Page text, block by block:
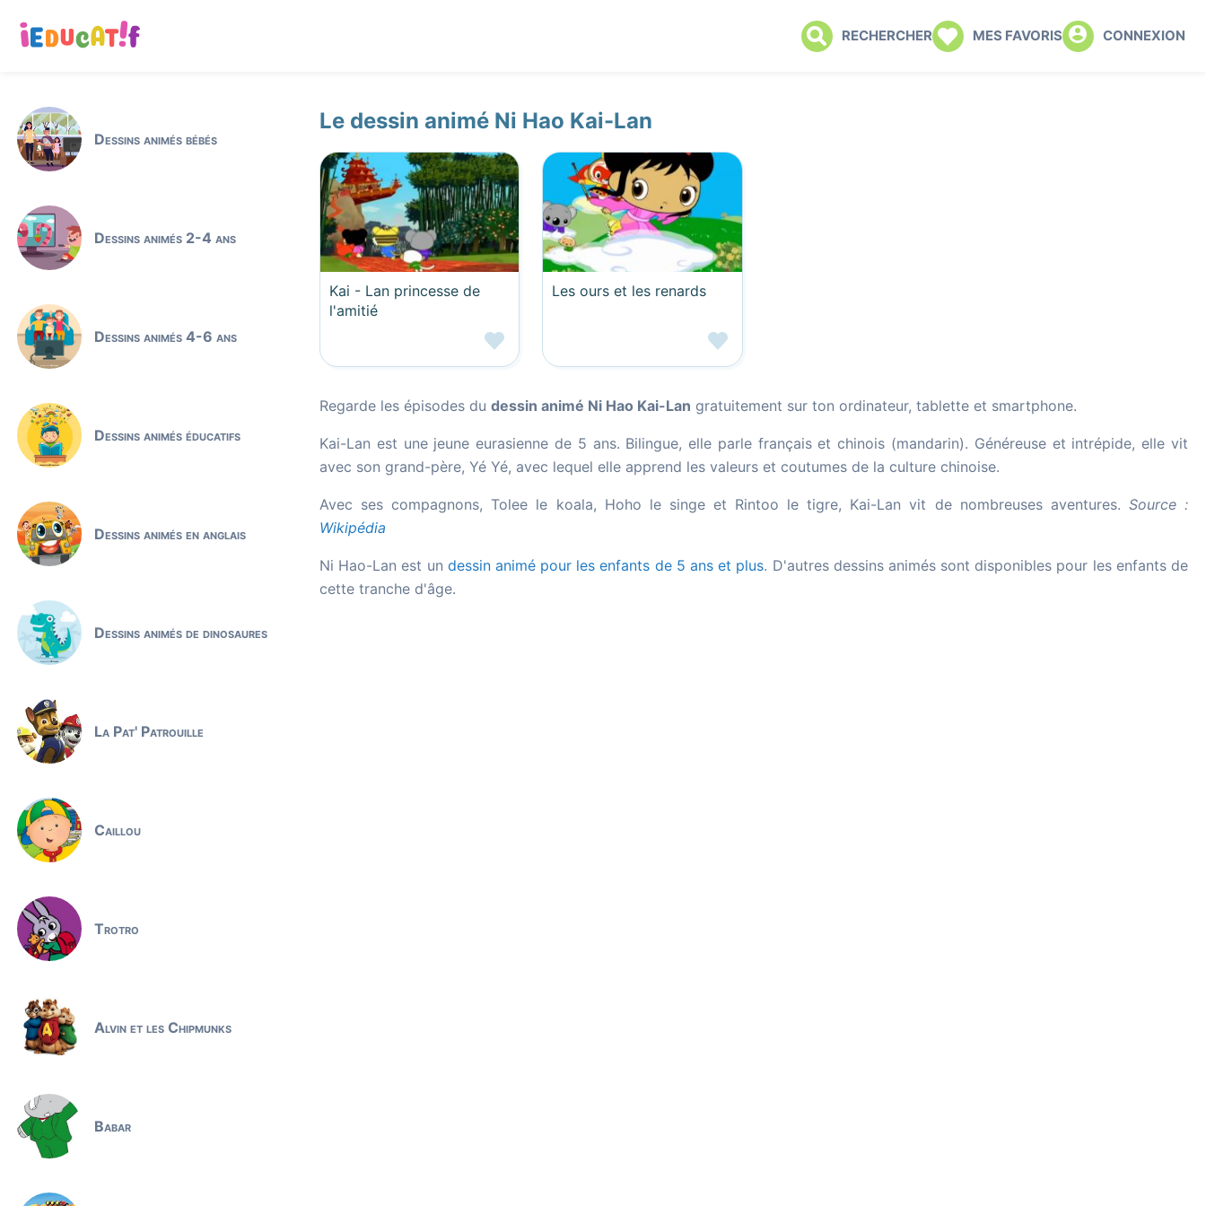
RECHERCHER MES FAVORIS CONNEXION
Dessins animés bébés
Dessins animés 2-4 ans
Dessins animés 4-6 ans
Dessins animés éducatifs
Dessins animés en anglais
Dessins animés de dinosaures
La Pat' Patrouille
Caillou
Trotro
Alvin et les Chipmunks
Babar
Le dessin animé Ni Hao Kai-Lan
Kai - Lan princesse de
l'amitié
Les ours et les renards
Regarde les épisodes du dessin animé Ni Hao Kai-Lan gratuitement sur ton ordinateur, tablette et smartphone.
Kai-Lan est une jeune eurasienne de 5 ans. Bilingue, elle parle français et chinois (mandarin). Généreuse et intrépide, elle vit
avec son grand-père, Yé Yé, avec lequel elle apprend les valeurs et coutumes de la culture chinoise.
Avec ses compagnons, Tolee le koala, Hoho le singe et Rintoo le tigre, Kai-Lan vit de nombreuses aventures. Source :
Wikipédia
Ni Hao-Lan est un dessin animé pour les enfants de 5 ans et plus. D'autres dessins animés sont disponibles pour les enfants de
cette tranche d'âge.